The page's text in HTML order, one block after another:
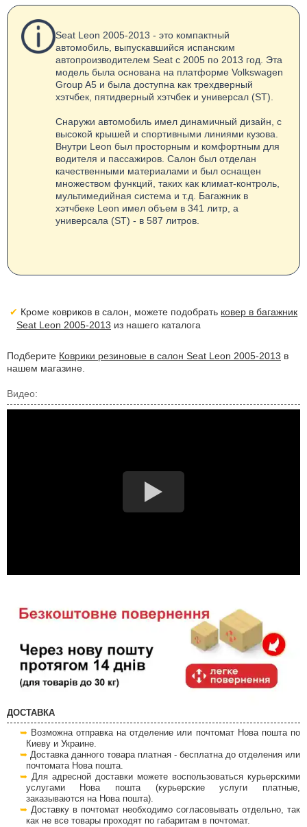
Seat Leon 2005-2013 - это компактный
автомобиль, выпускавшийся испанским
автопроизводителем Seat с 2005 по 2013 год. Эта
модель была основана на платформе Volkswagen
Group A5 и была доступна как трехдверный
хэтчбек, пятидверный хэтчбек и универсал (ST).
Снаружи автомобиль имел динамичный дизайн, с
высокой крышей и спортивными линиями кузова.
Внутри Leon был просторным и комфортным для
водителя и пассажиров. Салон был отделан
качественными материалами и был оснащен
множеством функций, таких как климат-контроль,
мультимедийная система и т.д. Багажник в
хэтчбеке Leon имел объем в 341 литр, а
универсала (ST) - в 587 литров.
Кроме ковриков в салон, можете подобрать ковер в багажник
Seat Leon 2005-2013 из нашего каталога
Подберите Коврики резиновые в салон Seat Leon 2005-2013 в
нашем магазине.
Видео:
ДОСТАВКА
Возможна отправка на отделение или почтомат Нова пошта по
Киеву и Украине.
Доставка данного товара платная - бесплатна до отделения или
почтомата Нова пошта.
Для адресной доставки можете воспользоваться курьерскими
услугами Нова пошта (курьерские услуги платные,
заказываются на Нова пошта).
Доставку в почтомат необходимо согласовывать отдельно, так
как не все товары проходят по габаритам в почтомат.